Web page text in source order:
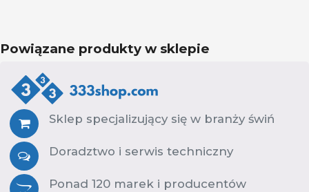
Powiązane produkty w sklepie
Sklep specjalizujący się w branży świń
Doradztwo i serwis techniczny
Ponad 120 marek i producentów